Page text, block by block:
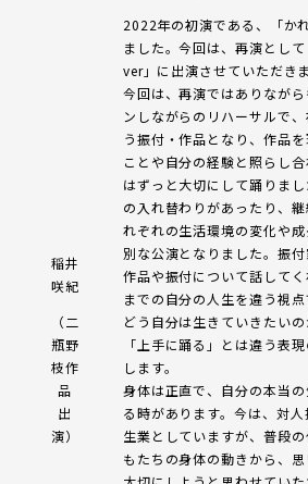
稲井
咲紀
（二
瓶野
枝作
品
出
演）
2022年の初演である、「か
ました。今回は、再演とし
ver」に出演させていただきま
今回は、再演ではありなが
ンしながらのリハーサルで
う振付・作品となり、作品
ことや自分の経験と照らし
はずっと大切にして踊りま
の入れ替わりがあったり、
れぞれの生活環境の変化や
別な公演となりました。振
作品や振付について話して
までの自分の人生を違う視点
どう自分は生きていきたいの
「上手に踊る」とは違う表
します。
身体は正直で、自分の本当
る時があります。今は、対
生業としていますが、普段
もたちの身体の動きから、